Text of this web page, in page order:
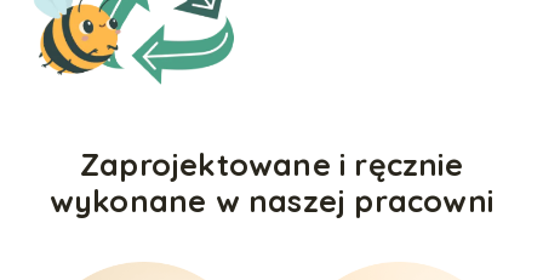
Zaprojektowane i ręcznie
wykonane w naszej pracowni